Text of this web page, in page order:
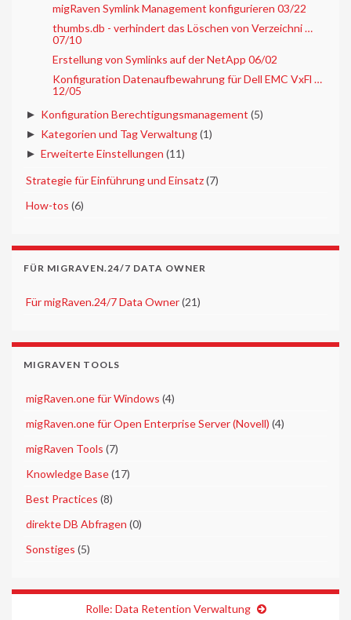
migRaven Symlink Management konfigurieren 03/22
thumbs.db - verhindert das Löschen von Verzeichni …
07/10
Erstellung von Symlinks auf der NetApp 06/02
Konfiguration Datenaufbewahrung für Dell EMC VxFl …
12/05
► Konfiguration Berechtigungsmanagement (5)
► Kategorien und Tag Verwaltung(1)
► Erweiterte Einstellungen (11)
Strategie für Einführung und Einsatz(7)
How-tos (6)
FÜR MIGRAVEN.24/7 DATA OWNER
Für migRaven.24/7 Data Owner(21)
MIGRAVEN TOOLS
migRaven.one für Windows (4)
migRaven.one für Open Enterprise Server (Novell) (4)
migRaven Tools (7)
Knowledge Base(17)
Best Practices (8)
direkte DB Abfragen (0)
Sonstiges (5)
Rolle: Data Retention Verwaltung